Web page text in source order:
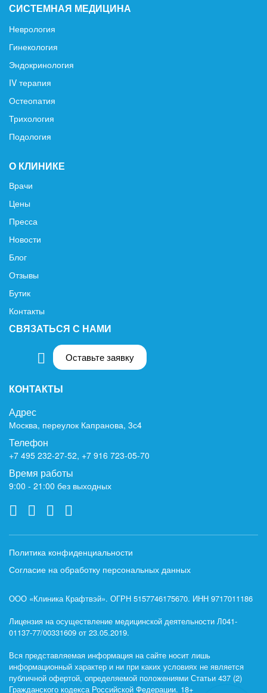
СИСТЕМНАЯ МЕДИЦИНА
Неврология
Гинекология
Эндокринология
IV терапия
Остеопатия
Трихология
Подология
О КЛИНИКЕ
Врачи
Цены
Пресса
Новости
Блог
Отзывы
Бутик
Контакты
СВЯЗАТЬСЯ С НАМИ
Оставьте заявку
КОНТАКТЫ
Адрес
Москва, переулок Капранова, 3с4
Телефон
+7 495 232-27-52, +7 916 723-05-70
Время работы
9:00 - 21:00 без выходных
Политика конфиденциальности
Согласие на обработку персональных данных
ООО «Клиника Крафтвэй». ОГРН 5157746175670. ИНН 9717011186
Лицензия на осуществление медицинской деятельности Л041-
01137-77/00331609 от 23.05.2019.
Вся представляемая информация на сайте носит лишь
информационный характер и ни при каких условиях не является
публичной офертой, определяемой положениями Статьи 437 (2)
Гражданского кодекса Российской Федерации. 18+